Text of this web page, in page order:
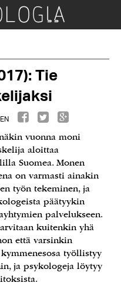
Tie
vuonna moni
aloittaa
Suomea. Monen
on varmasti ainakin
työn tekeminen, ja
päätyykin
palvelukseen.
kuitenkin yhä
että varsinkin
työllistyy
ja psykologeja löytyy